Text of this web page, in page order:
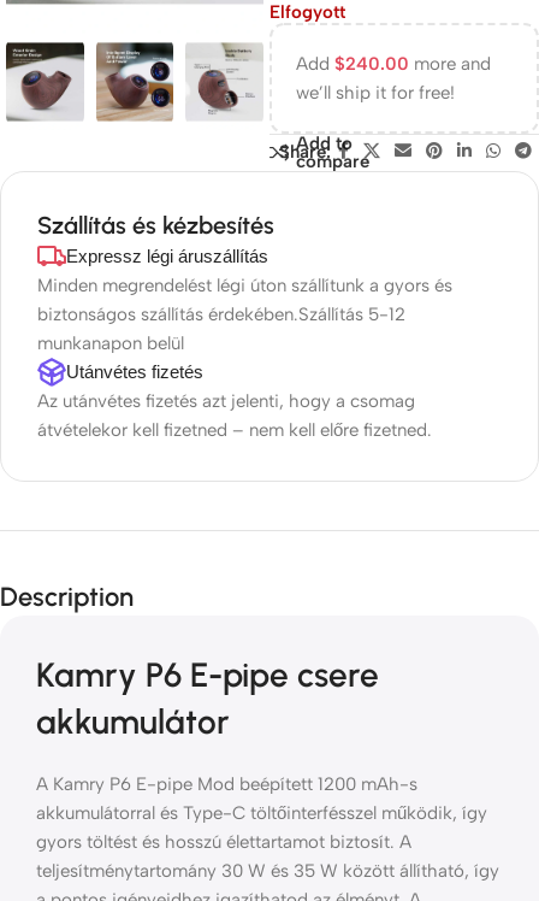
Elfogyott
Add $240.00 more and
we’ll ship it for free!
Add to
compare
Share:
Szállítás és kézbesítés
Expressz légi áruszállítás
Minden megrendelést légi úton szállítunk a gyors és
biztonságos szállítás érdekében.Szállítás 5-12
munkanapon belül
Utánvétes fizetés
Az utánvétes fizetés azt jelenti, hogy a csomag
átvételekor kell fizetned – nem kell előre fizetned.
Description
Kamry P6 E-pipe csere
akkumulátor
A Kamry P6 E-pipe Mod beépített 1200 mAh-s
akkumulátorral és Type-C töltőinterfésszel működik, így
gyors töltést és hosszú élettartamot biztosít. A
teljesítménytartomány 30 W és 35 W között állítható, így